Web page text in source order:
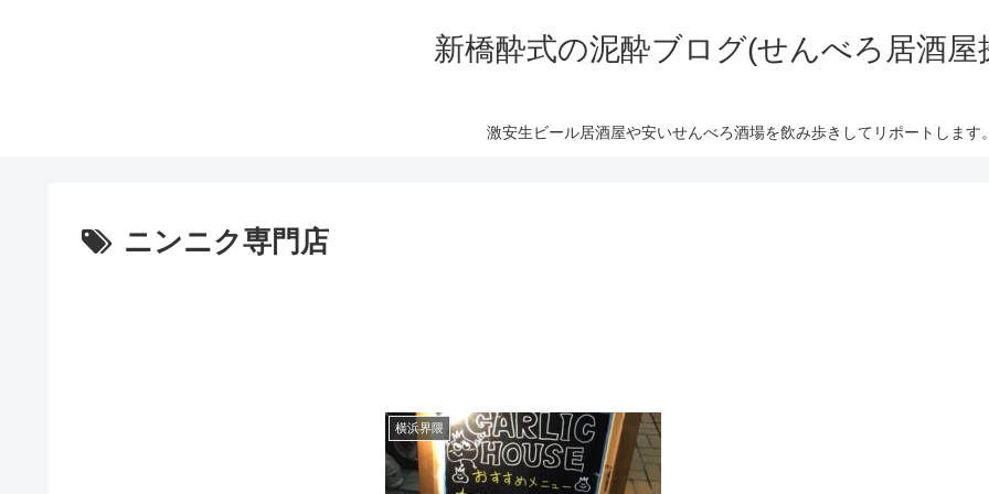
新橋酔式の泥酔ブログ(せんべろ居酒屋
激安生ビール居酒屋や安いせんべろ酒場を飲み歩きしてリポートします。
ニンニク専門店
横浜界隈